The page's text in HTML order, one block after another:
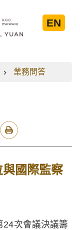
EN
業務問答
與國際監察
24次會議決議籌